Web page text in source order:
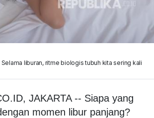
Selama liburan, ritme biologis tubuh kita sering kali
JAKARTA -- Siapa yang
momen libur panjang?